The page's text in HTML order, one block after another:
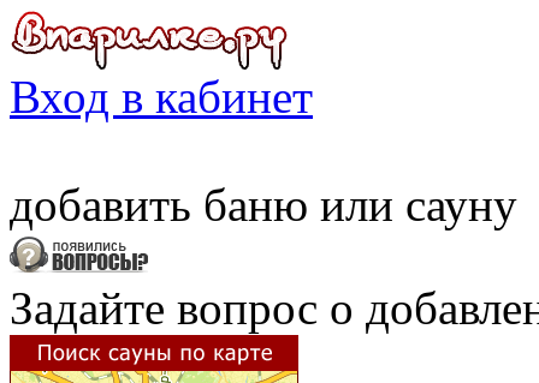
Вход в кабинет
добавить баню или сауну
Задайте вопрос о